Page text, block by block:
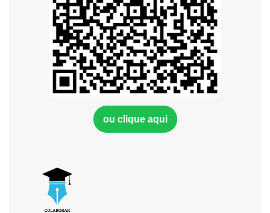
ou clique aqui